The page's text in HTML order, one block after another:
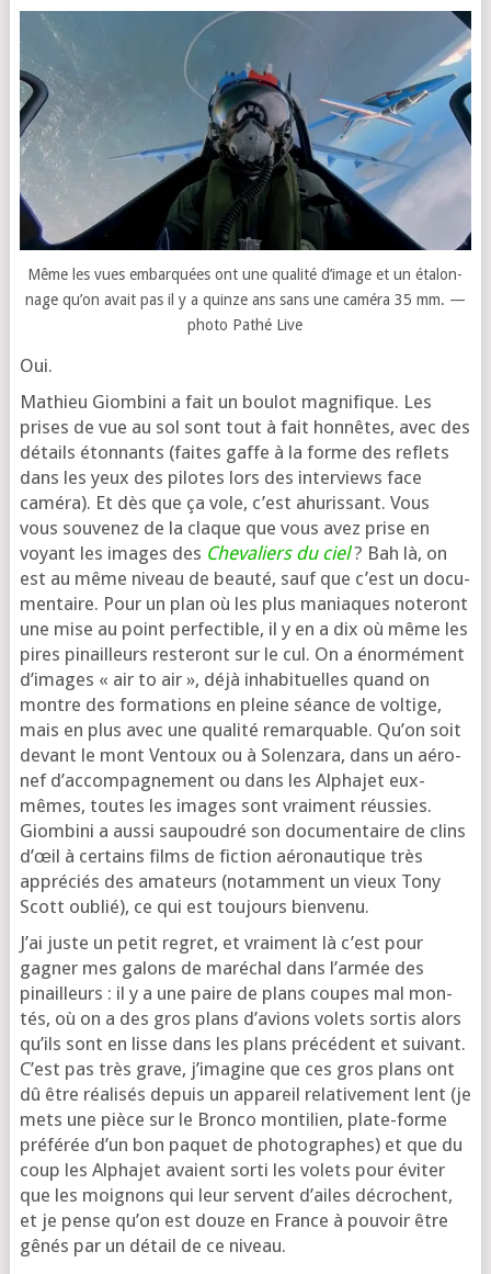
Même les vues embar­quées ont une qua­li­té d’i­mage et un éta­lon­
nage qu’on avait pas il y a quinze ans sans une camé­ra 35 mm. —
pho­to Pathé Live
Oui.
Mathieu Giombini a fait un bou­lot magni­fique. Les
prises de vue au sol sont tout à fait hon­nêtes, avec des
détails éton­nants (faites gaffe à la forme des reflets
dans les yeux des pilotes lors des inter­views face
camé­ra). Et dès que ça vole, c’est ahu­ris­sant. Vous
vous sou­ve­nez de la claque que vous avez prise en
voyant les images des Chevaliers du ciel? Bah là, on
est au même niveau de beau­té, sauf que c’est un docu­
men­taire. Pour un plan où les plus maniaques note­ront
une mise au point per­fec­tible, il y en a dix où même les
pires pinailleurs res­te­ront sur le cul. On a énor­mé­ment
d’i­mages « air to air », déjà inha­bi­tuelles quand on
montre des for­ma­tions en pleine séance de vol­tige,
mais en plus avec une qua­li­té remar­quable. Qu’on soit
devant le mont Ventoux ou à Solenzara, dans un aéro­
nef d’ac­com­pa­gne­ment ou dans les Alphajet eux-
mêmes, toutes les images sont vrai­ment réus­sies.
Giombini a aus­si sau­pou­dré son docu­men­taire de clins
d’œil à cer­tains films de fic­tion aéro­nau­tique très
appré­ciés des ama­teurs (notam­ment un vieux Tony
Scott oublié), ce qui est tou­jours bienvenu.
J’ai juste un petit regret, et vrai­ment là c’est pour
gagner mes galons de maré­chal dans l’ar­mée des
pinailleurs : il y a une paire de plans coupes mal mon­
tés, où on a des gros plans d’a­vions volets sor­tis alors
qu’ils sont en lisse dans les plans pré­cé­dent et sui­vant.
C’est pas très grave, j’i­ma­gine que ces gros plans ont
dû être réa­li­sés depuis un appa­reil rela­ti­ve­ment lent (je
mets une pièce sur le Bronco mon­ti­lien, plate-forme
pré­fé­rée d’un bon paquet de pho­to­graphes) et que du
coup les Alphajet avaient sor­ti les volets pour évi­ter
que les moi­gnons qui leur servent d’ailes décrochent,
et je pense qu’on est douze en France à pou­voir être
gênés par un détail de ce niveau.